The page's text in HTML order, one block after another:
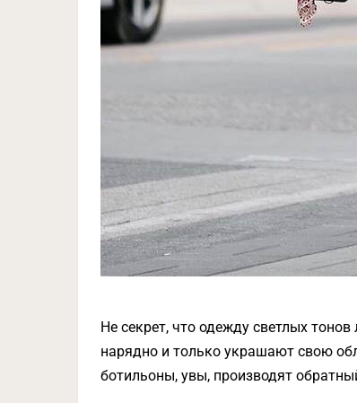
Не секрет, что одежду светлых
нарядно и только украшают свою
ботильоны, увы, производят